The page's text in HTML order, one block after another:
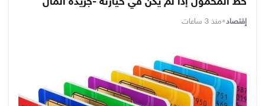
إقتصاد•منذ 3 ساعات